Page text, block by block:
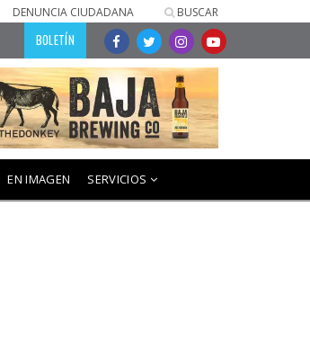
DENUNCIA CIUDADANA BUSCAR
BOLETÍN
EN IMAGEN SERVICIOS